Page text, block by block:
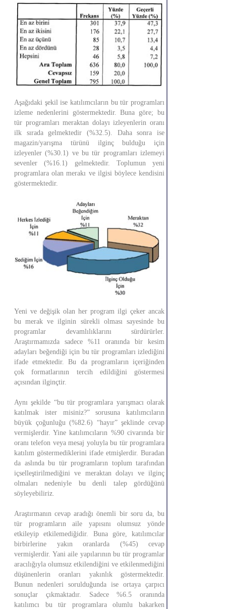
Aşağıdaki şekil ise katılımcıların bu tür programları
izleme nedenlerini göstermektedir. Buna göre; bu
tür programları meraktan dolayı izleyenlerin oranı
ilk sırada gelmektedir (%32.5). Daha sonra ise
magazin/yarışma türünü ilginç bulduğu için
izleyenler (%30.1) ve bu tür programları izlemeyi
sevenler (%16.1) gelmektedir. Toplumun yeni
programlara olan merakı ve ilgisi böylece kendisini
göstermektedir.
Yeni ve değişik olan her program ilgi çeker ancak
bu merak ve ilginin sürekli olması sayesinde bu
programlar devamlılıklarını sürdürürler.
Araştırmamızda sadece %11 oranında bir kesim
adayları beğendiği için bu tür programları izlediğini
ifade etmektedir. Bu da programların içeriğinden
çok formatlarının tercih edildiğini göstermesi
açısından ilginçtir.
Aynı şekilde “bu tür programlara yarışmacı olarak
katılmak ister misiniz?” sorusuna katılımcıların
büyük çoğunluğu (%82.6) “hayır” şeklinde cevap
vermişlerdir. Yine katılımcıların %90 civarında bir
oranı telefon veya mesaj yoluyla bu tür programlara
katılım göstermediklerini ifade etmişlerdir. Buradan
da aslında bu tür programların toplum tarafından
içselleştirilmediğini ve meraktan dolayı ve ilginç
olmaları nedeniyle bu denli talep gördüğünü
söyleyebiliriz.
Araştırmanın cevap aradığı önemli bir soru da, bu
tür programların aile yapısını olumsuz yönde
etkileyip etkilemediğidir. Buna göre, katılımcılar
birbirlerine yakın oranlarda (%45) cevap
vermişlerdir. Yani aile yapılarının bu tür programlar
aracılığıyla olumsuz etkilendiğini ve etkilenmediğini
düşünenlerin oranları yakınlık göstermektedir.
Bunun nedenleri sorulduğunda ise ortaya çarpıcı
sonuçlar çıkmaktadır. Sadece %6.5 oranında
katılımcı bu tür programlara olumlu bakarken